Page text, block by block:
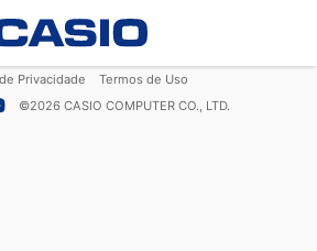
Privacidade
Termos de Uso
©2026 CASIO COMPUTER CO., LTD.